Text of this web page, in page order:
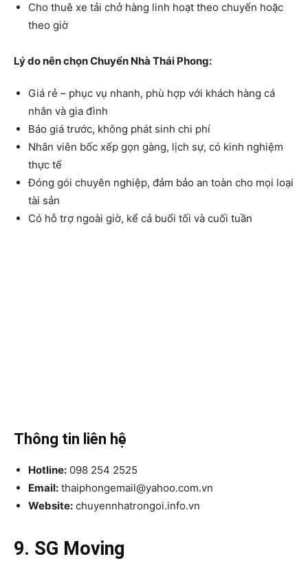
Cho thuê xe tải chở hàng linh hoạt theo chuyến hoặc
theo giờ
Lý do nên chọn Chuyển Nhà Thái Phong:
Giá rẻ – phục vụ nhanh, phù hợp với khách hàng cá
nhân và gia đình
Báo giá trước, không phát sinh chi phí
Nhân viên bốc xếp gọn gàng, lịch sự, có kinh nghiệm
thực tế
Đóng gói chuyên nghiệp, đảm bảo an toàn cho mọi loại
tài sản
Có hỗ trợ ngoài giờ, kể cả buổi tối và cuối tuần
Thông tin liên hệ
Hotline: 098 254 2525
Email: thaiphongemail@yahoo.com.vn
Website: chuyennhatrongoi.info.vn
9. SG Moving